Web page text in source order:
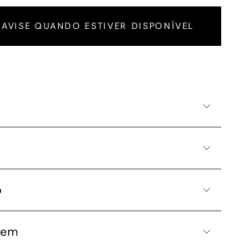
QUANDO ESTIVER DISPONÍVEL